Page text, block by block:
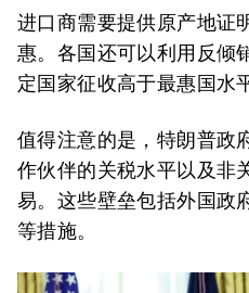
进口商需要提供原产地证
惠。各国还可以利用反倾
定国家征收高于最惠国水
值得注意的是，特朗普政
作伙伴的关税水平以及非
易。这些壁垒包括外国政
等措施。